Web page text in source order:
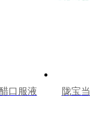
口服液 陇宝